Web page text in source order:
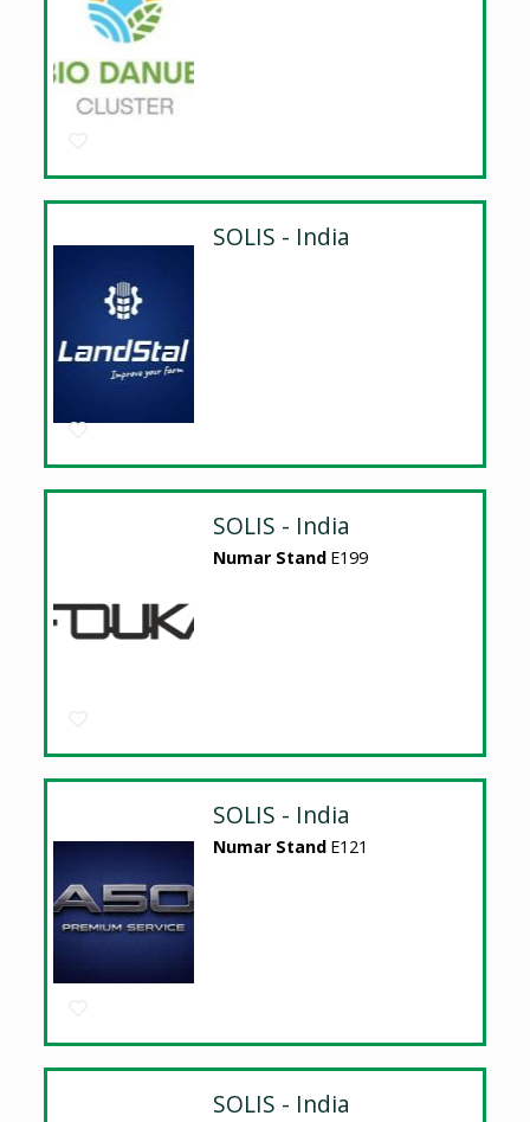
SOLIS - India
SOLIS - India
Numar Stand E199
SOLIS - India
Numar Stand E121
SOLIS - India